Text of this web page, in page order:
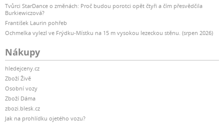
Tvůrci StarDance o změnách: Proč budou porotci opět čtyři a čím přesvědčila
Burkiewiczová?
František Laurin pohřeb
Ochmelka vylezl ve Frýdku-Místku na 15 m vysokou lezeckou stěnu. (srpen 2026)
Nákupy
hledejceny.cz
Zboží Živě
Osobní vozy
Zboží Dáma
zbozi.blesk.cz
Jak na prohlídku ojetého vozu?